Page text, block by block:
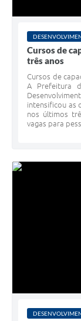
Cursos de
três anos
Cursos de
A Prefeitura
intensificou as
nos últimos
vagas para